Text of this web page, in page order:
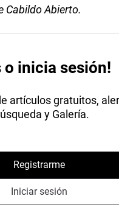
Cabildo Abierto.
o inicia sesión!
artículos gratuitos,
y Galería.
Registrarme
Iniciar sesión